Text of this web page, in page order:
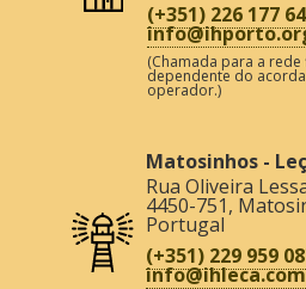
(+351) 226 177
(Chamada para a
dependente do
operador.)
Matosinhos -
Rua Oliveira
4450-751,
Portugal
(+351) 229 959
info@ihleca.com